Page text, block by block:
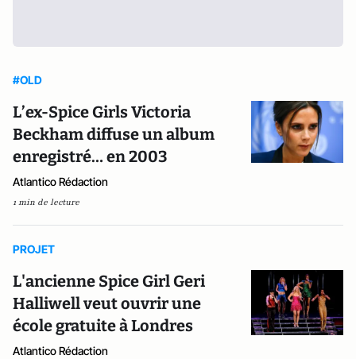
#OLD
L’ex-Spice Girls Victoria
Beckham diffuse un album
enregistré… en 2003
Atlantico Rédaction
1 min de lecture
PROJET
L'ancienne Spice Girl Geri
Halliwell veut ouvrir une
école gratuite à Londres
Atlantico Rédaction